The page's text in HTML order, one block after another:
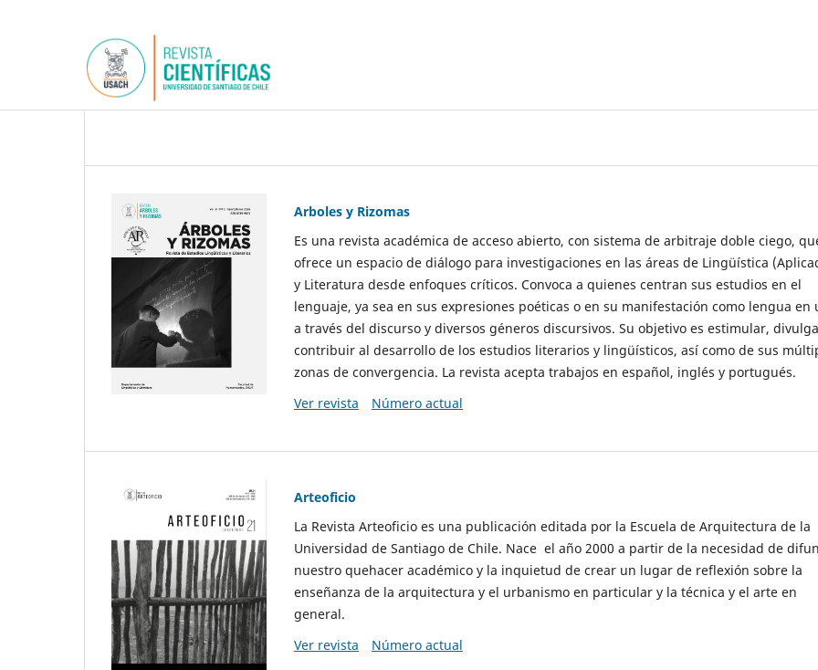
Arboles y Rizomas
Es una revista académica de acceso abierto, con sistema de arbitraje doble ciego,
ofrece un espacio de diálogo para investigaciones en las áreas de Lingüística
y Literatura desde enfoques críticos. Convoca a quienes centran sus estudios en el
lenguaje, ya sea en sus expresiones poéticas o en su manifestación como lengua en
a través del discurso y diversos géneros discursivos. Su objetivo es estimular,
contribuir al desarrollo de los estudios literarios y lingüísticos, así como de sus
zonas de convergencia. La revista acepta trabajos en español, inglés y portugués.
Ver revista
Número actual
Arteoficio
La Revista Arteoficio es una publicación editada por la Escuela de Arquitectura de la
Universidad de Santiago de Chile. Nace el año 2000 a partir de la necesidad de
nuestro quehacer académico y la inquietud de crear un lugar de reflexión sobre la
enseñanza de la arquitectura y el urbanismo en particular y la técnica y el arte en
general.
Ver revista
Número actual